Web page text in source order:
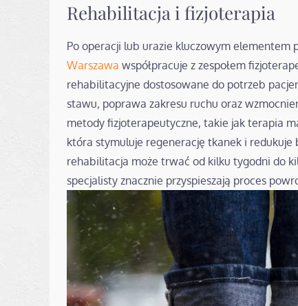
Rehabilitacja i fizjoterapia
Po operacji lub urazie kluczowym
Warszawa współpracuje z zespołem
rehabilitacyjne dostosowane do potrzeb
stawu, poprawa zakresu ruchu oraz
metody fizjoterapeutyczne, takie jak terapia
która stymuluje regenerację tkanek i redukuje
rehabilitacja może trwać od kilku tygodni do
specjalisty znacznie przyspieszają proces